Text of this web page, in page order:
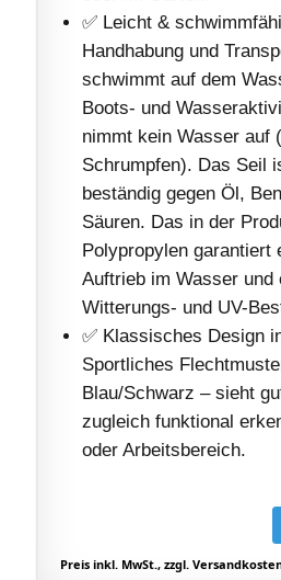
✅ Leicht &
Handhabung und
schwimmt auf dem
Boots- und
nimmt kein Wasser auf
Schrumpfen). Das Seil
beständig gegen Öl,
Säuren. Das in der
Polypropylen garantiert
Auftrieb im Wasser und
Witterungs- und UV-
✅ Klassisches Design
Sportliches
Blau/Schwarz – sieht
zugleich funktional
oder Arbeitsbereich.
Preis inkl. MwSt., zzgl.